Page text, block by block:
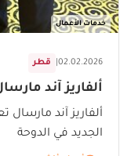
خدمات الأعمال
قطر 02.02.2026
ألفاريز آند
ألفاريز آند
الجديد في الدوحة